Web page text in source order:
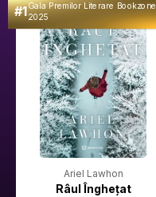
#1Gala Premilor Literare Bookzone
2025
Ariel Lawhon
Râul Înghețat